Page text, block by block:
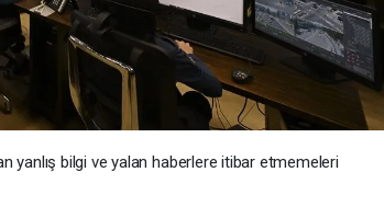
yanlış bilgi ve yalan haberlere itibar etmemeleri